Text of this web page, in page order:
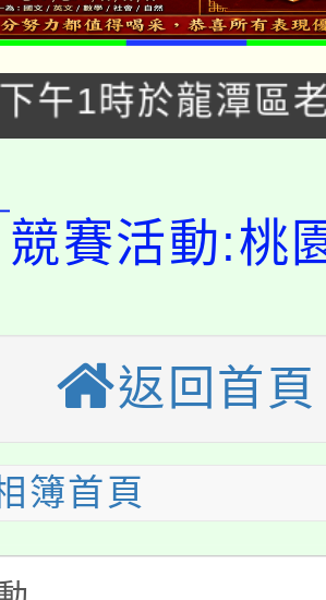
課)教師甄選結果
有缺額)
祭」8/29、30在
登場!
午1時於龍潭區
動。
桃局內行報名
桃園市運動會8/
低收入戶享有免
優惠，中低收入戶
優惠，詳情可洽有
師增能研習
自造教育及科技
研習
生活教案入校路
校115學年度第
課)教師甄選結果
祭」8/29、30在
競賽活動:桃
返回首頁
簿首頁